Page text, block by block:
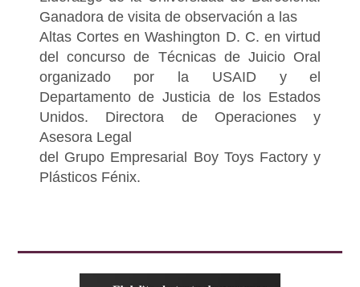
Ganadora de visita de observación a las
Altas Cortes en Washington D. C. en virtud
del concurso de Técnicas de Juicio Oral
organizado por la USAID y el
Departamento de Justicia de los Estados
Unidos. Directora de Operaciones y
Asesora Legal
del Grupo Empresarial Boy Toys Factory y
Plásticos Fénix.